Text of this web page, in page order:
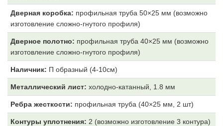
Дверная коробка: профильная труба 50×25 мм (возможно
изготовление сложно-гнутого профиля)
Дверное полотно: профильная труба 40×25 мм (возможно
изготовление сложно-гнутого профиля)
Наличник: П образный (4-10см)
Металлический лист: холодно-катанный, 1.8 мм
Ребра жесткости: профильная труба (40×25 мм, 2 шт)
Контуры уплотнения: 2 (возможно изготовление 3 контура)